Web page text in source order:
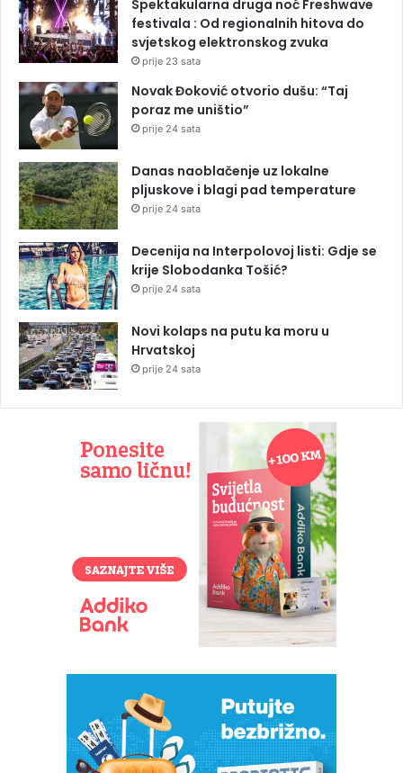
Spektakularna druga noć Freshwave
festivala : Od regionalnih hitova do
svjetskog elektronskog zvuka
prije 23 sata
Novak Đoković otvorio dušu: “Taj
poraz me uništio”
prije 24 sata
Danas naoblačenje uz lokalne
pljuskove i blagi pad temperature
prije 24 sata
Decenija na Interpolovoj listi: Gdje se
krije Slobodanka Tošić?
prije 24 sata
Novi kolaps na putu ka moru u
Hrvatskoj
prije 24 sata